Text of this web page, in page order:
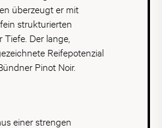
sowie Luca Davaz
Erfahrung und
Impulse treffen,
charakterstarke
der
überzeugt er mit
strukturierten
Der lange,
Reifepotenzial
Pinot Noir.
einer strengen